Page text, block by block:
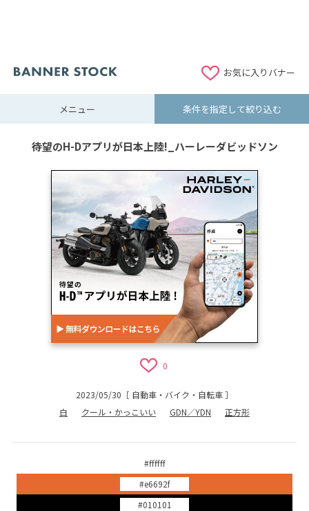
お気に入りバナー
メニュー 条件を指定して絞り込む
待望のH-Dアプリが日本上陸!_ハーレーダビッドソン
0
2023/05/30 ［ 自動車・バイク・自転車］
白
クール・かっこいい GDN／YDN 正方形
#ffffff
#e6692f
#010101